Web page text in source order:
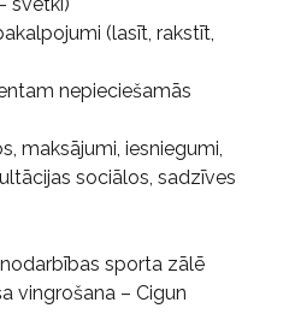
(lasīt, rakstīt,
nepieciešamās
maksājumi, iesniegumi,
sociālos, sadzīves
sporta zālē
vingrošana – Cigun